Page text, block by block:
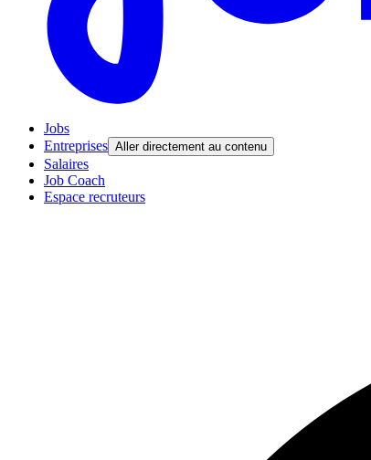
Jobs
Entreprises Aller directement au contenu
Salaires
Job Coach
Espace recruteurs